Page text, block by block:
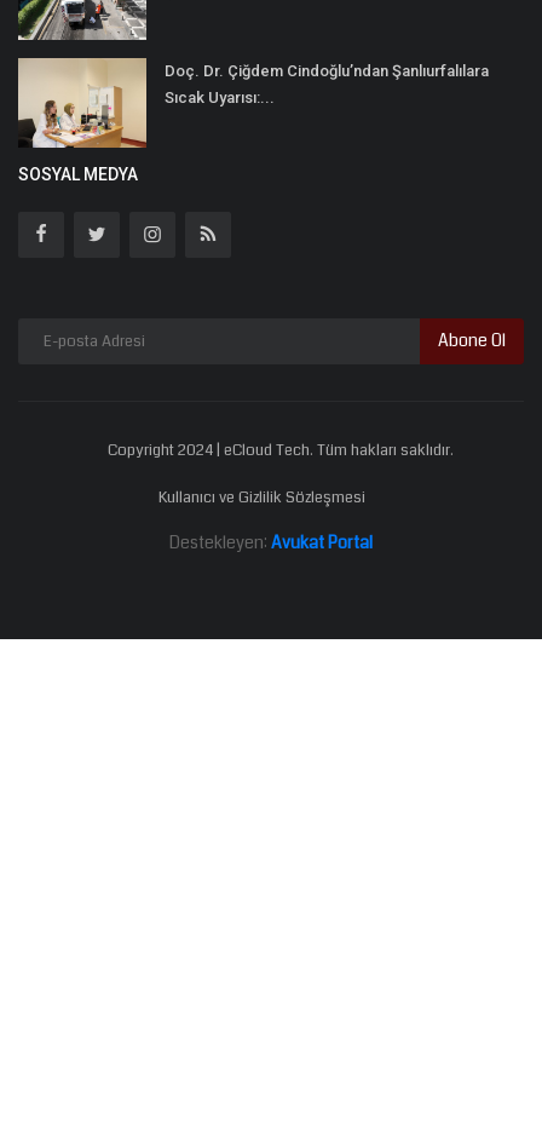
Doç. Dr. Çiğdem Cindoğlu’ndan Şanlıurfalılara
Sıcak Uyarısı:...
SOSYAL MEDYA
Abone Ol
Copyright 2024 | eCloud Tech. Tüm hakları saklıdır.
Kullanıcı ve Gizlilik Sözleşmesi
Destekleyen: Avukat Portal